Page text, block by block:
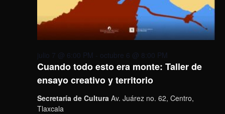
Cuando todo esto era monte: Taller de
ensayo creativo y territorio
julio 7 @ 6:00 PM - octubre 6 @ 8:00 PM
Secretaría de Cultura Av. Juárez no. 62, Centro,
Tlaxcala